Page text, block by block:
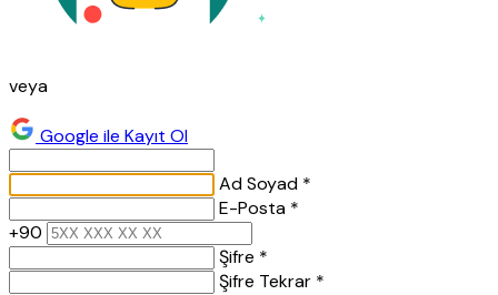
veya
Google ile Kayıt Ol
Ad Soyad *
E-Posta *
+90
Şifre *
Şifre Tekrar *